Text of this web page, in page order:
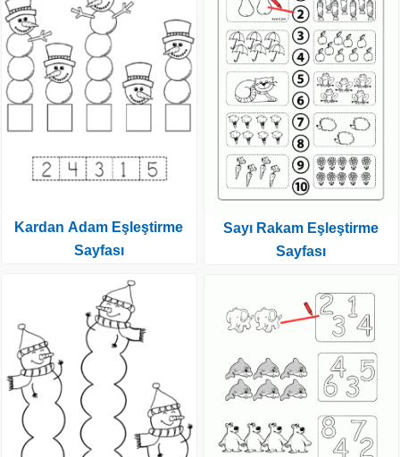
Kardan Adam Eşleştirme
Sayfası
Sayı Rakam Eşleştirme
Sayfası